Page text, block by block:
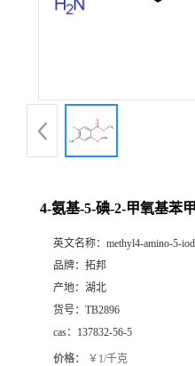
4-氨基-5-碘-2-甲氧基苯
英文名称： methyl4-amino-5-
品牌： 拓邦
产地： 湖北
货号： TB2896
cas： 137832-56-5
价格： ￥1/千克